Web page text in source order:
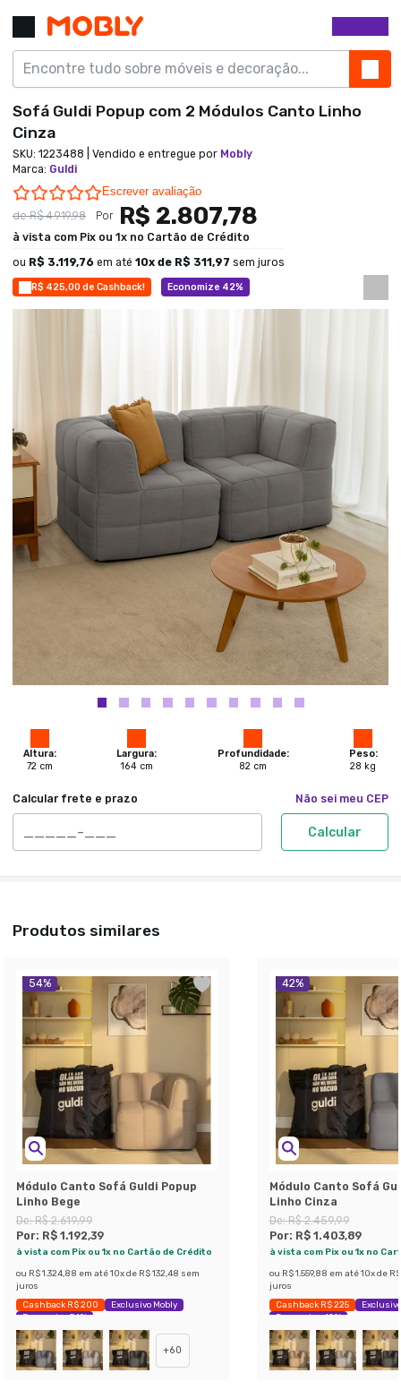
R$ 425,00 de Cashback! Economize 42%
Altura:
72 cm
Largura:
164 cm
Profundidade:
82 cm
Peso:
28 kg
Calcular frete e prazo Não sei meu CEP
Calcular
Sofá Guldi Popup com 2 Módulos Canto Linho
Cinza
SKU: 1223488 | Vendido e entregue por Mobly
Marca: Guldi
0.0 star rating
Escrever avaliação
deR$ 4.919,98 Por R$ 2.807,78
à vista com Pix ou 1x no Cartão de Crédito
ou R$ 3.119,76 em até 10x de R$ 311,97 sem juros
Produtos similares
54%
Módulo Canto Sofá Guldi Popup
Linho Bege
De:R$ 2.619,99
Por: R$ 1.192,39
à vista com Pix ou 1x no Cartão de Crédito
ou R$ 1.324,88 em até 10x de R$ 132,48 sem
juros
Cashback R$ 200
Exclusivo Mobly
Economize 54%
+60
42%
Módulo Canto Sofá
Linho Cinza
De:R$ 2.459,99
Por: R$ 1.403,89
à vista com Pix ou 1x no
ou R$ 1.559,88 em até 10x de
juros
Cashback R$ 225
Economize 42%